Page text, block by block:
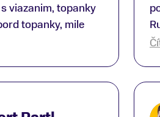
viazanim, topanky
topanky, mile
Peter, ktory nas